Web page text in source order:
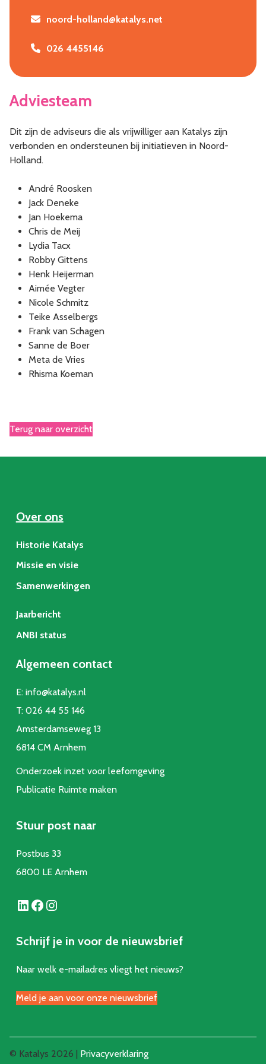
noord-holland@katalys.net
026 4455146
Adviesteam
Dit zijn de adviseurs die als vrijwilliger aan Katalys zijn
verbonden en ondersteunen bij initiatieven in Noord-
Holland.
André Roosken
Jack Deneke
Jan Hoekema
Chris de Meij
Lydia Tacx
Robby Gittens
Henk Heijerman
Aimée Vegter
Nicole Schmitz
Teike Asselbergs
Frank van Schagen
Sanne de Boer
Meta de Vries
Rhisma Koeman
Terug naar overzicht
Over ons
Historie Katalys
Missie en visie
Samenwerkingen
Jaarbericht
ANBI status
Algemeen contact
E: info@katalys.nl
T: 026 44 55 146
Amsterdamseweg 13
6814 CM Arnhem
Onderzoek inzet voor leefomgeving
Publicatie Ruimte maken
Stuur post naar
Postbus 33
6800 LE Arnhem
LinkedIn Facebook Instagram
Schrijf je in voor de nieuwsbrief
Naar welk e-mailadres vliegt het nieuws?
Meld je aan voor onze nieuwsbrief
© Katalys 2026 | Privacyverklaring